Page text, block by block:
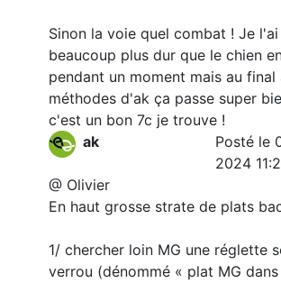
Sinon la voie quel combat ! Je
beaucoup plus dur que le chien
pendant un moment mais au final
méthodes d'ak ça passe super
c'est un bon 7c je trouve !
ak
Posté le
2024
@ Olivier
En haut grosse strate de plats
1/ chercher loin MG une réglette
verrou (dénommé « plat MG